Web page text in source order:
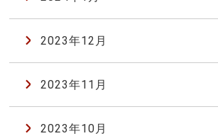
2023年12月
2023年11月
2023年10月